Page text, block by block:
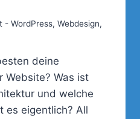
- WordPress, Webdesign,
deine
Website? Was ist
und welche
es eigentlich? All